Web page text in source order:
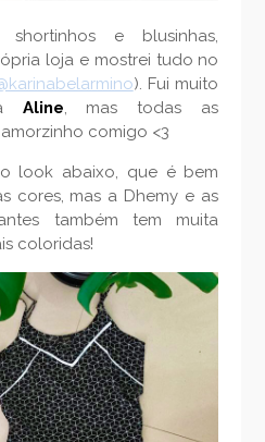
shortinhos e blusinhas,
loja e mostrei tudo no
). Fui muito
Aline , mas todas as
comigo <3
look abaixo, que é bem
cores, mas a Dhemy e as
também tem muita
coloridas!